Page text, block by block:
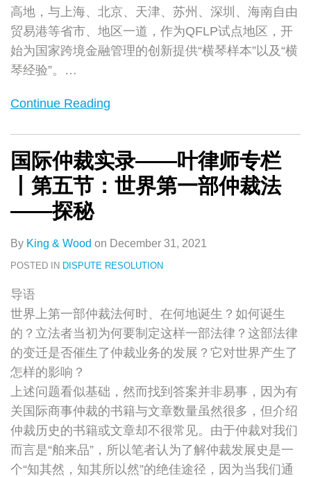
高地，与上海、北京、天津、苏州、深圳、海南自由
贸易港等省市、地区一道，作为QFLP试点地区，开
始为国家跨境金融管理的创新提供“横琴样本”以及“横
琴经验”。 …
Continue Reading
国际仲裁实录——叶律师专栏
丨第五节：世界第一部仲裁法
——探秘
By King & Wood on December 31, 2021
POSTED IN DISPUTE RESOLUTION
导语
世界上第一部仲裁法何时、在何地诞生？如何诞生
的？立法者当初为何要制定这样一部法律？这部法律
的变迁是否催生了仲裁业务的发展？它对世界产生了
怎样的影响？
上述问题看似基础，然而找到答案并非易事，因为有
关国际商事仲裁的书籍与文章数量虽然很多，但介绍
仲裁历史的书籍或文章却不很常见。由于仲裁对我们
而言是“舶来品”，所以笔者认为了解仲裁发展史是一
个“知其然，知其所以然”的绝佳途径，因为当我们通